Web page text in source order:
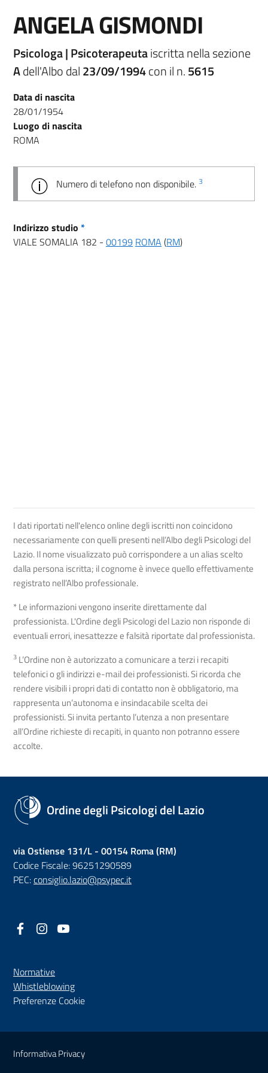
ANGELA GISMONDI
Psicologa | Psicoterapeutaiscritta nella sezione
Adell'Albo dal23/09/1994con il n.5615
Data di nascita
28/01/1954
Luogo di nascita
ROMA
Numero di telefono non disponibile. 3
Indirizzo studio *
VIALE SOMALIA 182 - 00199 ROMA (RM)
I dati riportati nell'elenco online degli iscritti non coincidono
necessariamente con quelli presenti nell’Albo degli Psicologi del
Lazio. Il nome visualizzato può corrispondere a un alias scelto
dalla persona iscritta; il cognome è invece quello effettivamente
registrato nell’Albo professionale.
* Le informazioni vengono inserite direttamente dal
professionista. L'Ordine degli Psicologi del Lazio non risponde di
eventuali errori, inesattezze e falsità riportate dal professionista.
3 L’Ordine non è autorizzato a comunicare a terzi i recapiti
telefonici o gli indirizzi e-mail dei professionisti. Si ricorda che
rendere visibili i propri dati di contatto non è obbligatorio, ma
rappresenta un’autonoma e insindacabile scelta dei
professionisti. Si invita pertanto l’utenza a non presentare
all’Ordine richieste di recapiti, in quanto non potranno essere
accolte.
Ordine degli Psicologi del Lazio
via Ostiense 131/L - 00154 Roma (RM)
Codice Fiscale: 96251290589
PEC:consiglio.lazio@psypec.it
Facebook
(nuova scheda - new tab)
Instagram
(nuova scheda - new tab)
Normative
Whistleblowing(nuova scheda - new tab)
Preferenze Cookie
Sezione Link Utili
Informativa Privacy